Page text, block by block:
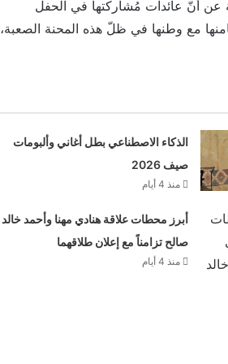
عن أنّ عائدات مُشاركتها في الحفل
مع وطنها في ظلّ هذه المحنة الصعبة،
الذكاء الاصطناعي بطل أغاني وألبومات
صيف 2026
منذ 4 أيام
أبرز محطات علاقة هنادي مهنا وأحمد خالد
صالح تزامناً مع إعلان طلاقهما
منذ 4 أيام